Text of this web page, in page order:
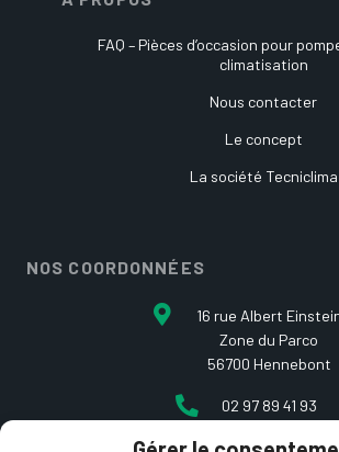
FAQ – Pièces d’occasion pour
climatisation
Nous contacter
Le concept
La société Tecniclima
NOS COORDONNÉES
16 rue Albert
Zone du Parco
56700 Hennebont
02 97 89 41 93